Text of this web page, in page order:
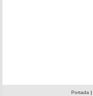
Portada |